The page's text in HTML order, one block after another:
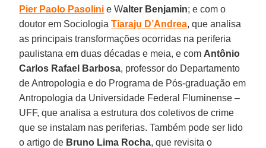
Pier Paolo Pasolini e Walter Benjamin; e com o
doutor em SociologiaTiaraju D’Andrea, que analisa
as principais transformações ocorridas na periferia
paulistana em duas décadas e meia, e com Antônio
Carlos Rafael Barbosa, professor do Departamento
de Antropologia e do Programa de Pós-graduação em
Antropologia da Universidade Federal Fluminense –
UFF, que analisa a estrutura dos coletivos de crime
que se instalam nas periferias. Também pode ser lido
o artigo de Bruno Lima Rocha, que revisita o